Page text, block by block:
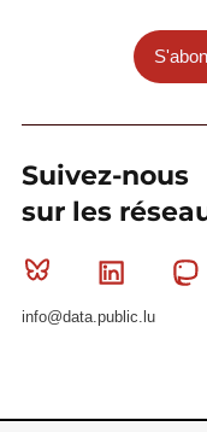
Suivez-nous
sur les
Bluesky Linkedin
info@data.public.lu